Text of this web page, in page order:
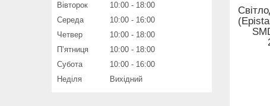
Вівторок
10:00
18:00
Середа
10:00
16:00
Четвер
10:00
18:00
Пʼятниця
10:00
18:00
Субота
10:00
16:00
Неділя
Вихідний